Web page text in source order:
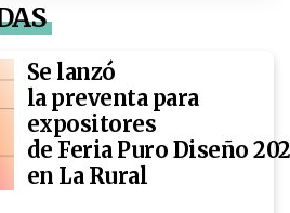
Se lanzó
la preventa para
expositores
de Feria Puro Diseño
en La Rural